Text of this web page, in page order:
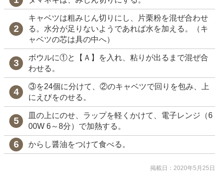
キャベツは粗みじん切りにし、片栗粉を混ぜ合わせ
る。水分が足りないようであれば水を加える。（キ
ャベツの芯は具の中へ）
ボウルに①と【Ａ】を入れ、粘りが出るまで混ぜ合
わせる。
③を24個に分けて、②のキャベツで回りを包み、上
にえびをのせる。
皿の上にのせ、ラップを軽くかけて、電子レンジ（6
00W 6～8分）で加熱する。
からし醤油をつけて食べる。
掲載日：2020年5月25日